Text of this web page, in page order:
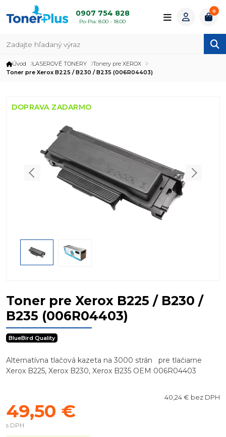
0907 754 828
Po-Pia: 8:00 - 18:00
0
Úvod LASEROVÉ TONERY
Tonery pre XEROX
Toner pre Xerox B225 / B230 / B235 (006R04403)
DOPRAVA ZADARMO
Toner pre Xerox B225 / B230 /
B235 (006R04403)
BlueBird Quality
Alternatívna tlačová kazeta na 3000 strán pre tlačiarne
Xerox B225, Xerox B230, Xerox B235 OEM 006R04403
40,24 € bez DPH
49,50 €
s DPH